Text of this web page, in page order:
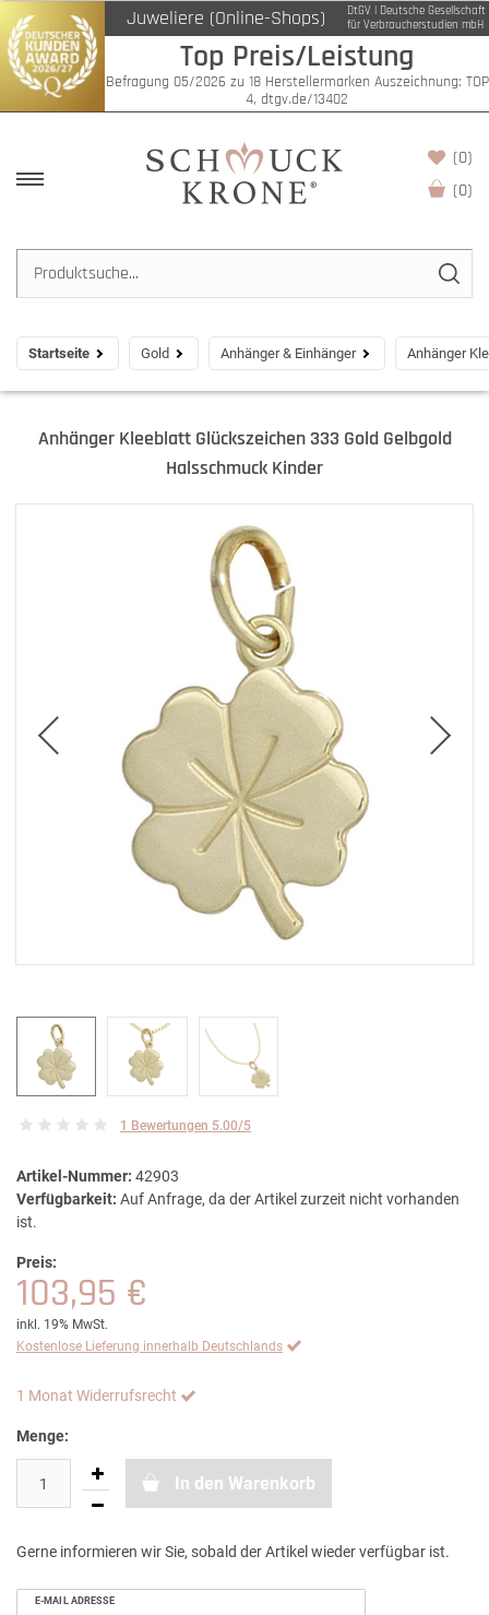
Juweliere (Online-Shops)
DtGV | Deutsche Gesellschaft
für Verbraucherstudien mbH
Top Preis/Leistung
Befragung 05/2026 zu 18 Herstellermarken Auszeichnung: TOP
4, dtgv.de/13402
(0)
(0)
Startseite Gold Anhänger & Einhänger Anhänger
Anhänger Kleeblatt Glückszeichen 333 Gold Gelbgold
Halsschmuck Kinder
1 Bewertungen 5.00/5
Artikel-Nummer: 42903
Verfügbarkeit: Auf Anfrage, da der Artikel zurzeit nicht vorhanden
ist.
Preis:
103,95 €
inkl. 19% MwSt.
Kostenlose Lieferung innerhalb Deutschlands
1 Monat Widerrufsrecht
Menge:
In den Warenkorb
Gerne informieren wir Sie, sobald der Artikel wieder verfügbar ist.
E-MAIL ADRESSE